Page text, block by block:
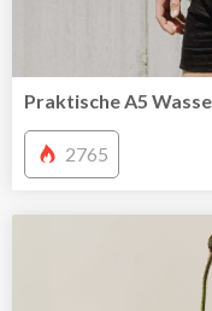
Praktische A5
2765